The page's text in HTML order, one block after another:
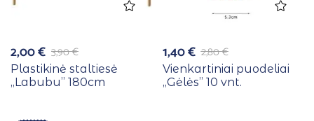
3,90€
2,00€
Plastikinė staltiesė
,,Labubu” 180cm
2,80€
1,40€
Vienkartiniai puodeliai
,,Gėlės” 10 vnt.